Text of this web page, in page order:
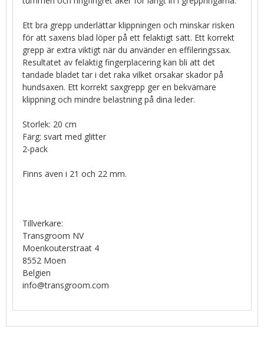
Ett bra grepp underlättar klippningen och minskar risken
för att saxens blad löper på ett felaktigt sätt. Ett korrekt
grepp är extra viktigt när du använder en effileringssax.
Resultatet av felaktig fingerplacering kan bli att det
tandade bladet tar i det raka vilket orsakar skador på
hundsaxen. Ett korrekt saxgrepp ger en bekvämare
klippning och mindre belastning på dina leder.
Storlek: 20 cm
Färg: svart med glitter
2-pack
Finns även i 21 och 22 mm.
Tillverkare:
Transgroom NV
Moenkouterstraat 4
8552 Moen
Belgien
info@transgroom.com